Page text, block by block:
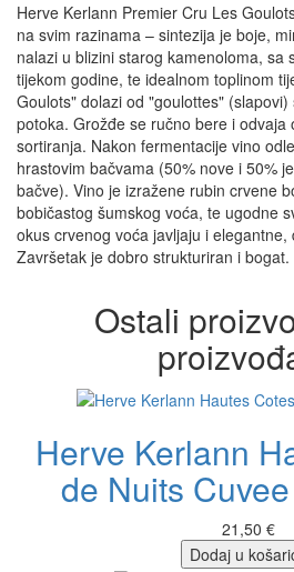
Herve Kerlann Premier Cru Les
na svim razinama – sintezija je boje,
nalazi u blizini starog kamenoloma, sa
tijekom godine, te idealnom toplinom
Goulots" dolazi od "goulottes"
potoka. Grožđe se ručno bere i odvaja
sortiranja. Nakon fermentacije vino
hrastovim bačvama (50% nove i 50%
bačve). Vino je izražene rubin crvene
bobičastog šumskog voća, te ugodne
okus crvenog voća javljaju i
Završetak je dobro strukturiran i bogat.
Ostali
Herve Kerlann
de Nuits
21,50 €
Dodaj u